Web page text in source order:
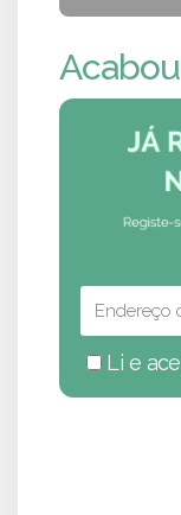
Li e